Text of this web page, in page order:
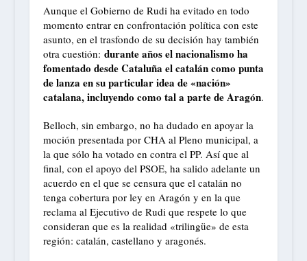
Aunque el Gobierno de Rudi ha evitado en todo
momento entrar en confrontación política con este
asunto, en el trasfondo de su decisión hay también
otra cuestión: durante años el nacionalismo ha
fomentado desde Cataluña el catalán como punta
de lanza en su particular idea de «nación»
catalana, incluyendo como tal a parte de Aragón.
Belloch, sin embargo, no ha dudado en apoyar la
moción presentada por CHA al Pleno municipal, a
la que sólo ha votado en contra el PP. Así que al
final, con el apoyo del PSOE, ha salido adelante un
acuerdo en el que se censura que el catalán no
tenga cobertura por ley en Aragón y en la que
reclama al Ejecutivo de Rudi que respete lo que
consideran que es la realidad «trilingüe» de esta
región: catalán, castellano y aragonés.